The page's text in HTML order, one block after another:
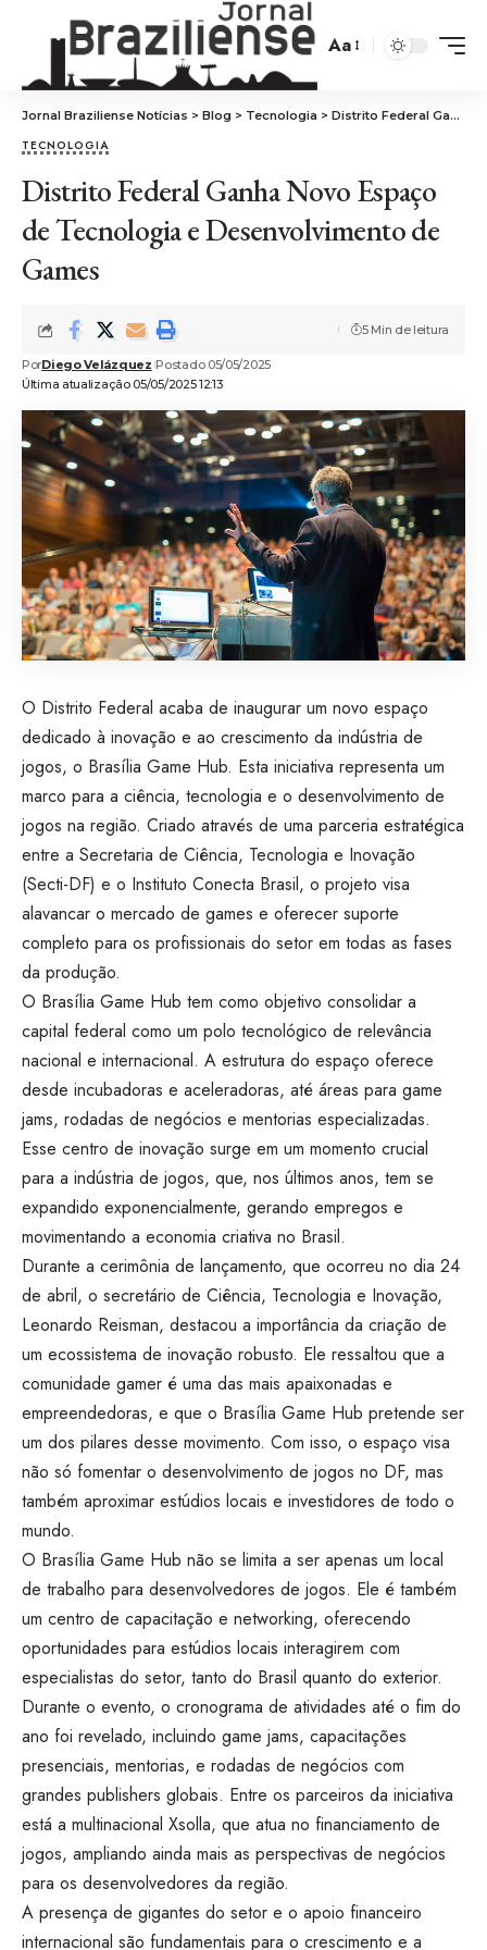
Aa
Jornal Braziliense Notícias > Blog > Tecnologia > Distrito Federal Ganha Novo Espaço de Tecnologia e Desenvolvimento de Games
TECNOLOGIA
Distrito Federal Ganha Novo Espaço
de Tecnologia e Desenvolvimento de
Games
Última atualização 05/05/2025 12:13
PorDiego Velázquez Postado 05/05/2025
5 Min de leitura
O Distrito Federal acaba de inaugurar um novo espaço
dedicado à inovação e ao crescimento da indústria de
jogos, o Brasília Game Hub. Esta iniciativa representa um
marco para a ciência, tecnologia e o desenvolvimento de
jogos na região. Criado através de uma parceria estratégica
entre a Secretaria de Ciência, Tecnologia e Inovação
(Secti-DF) e o Instituto Conecta Brasil, o projeto visa
alavancar o mercado de games e oferecer suporte
completo para os profissionais do setor em todas as fases
da produção.
O Brasília Game Hub tem como objetivo consolidar a
capital federal como um polo tecnológico de relevância
nacional e internacional. A estrutura do espaço oferece
desde incubadoras e aceleradoras, até áreas para game
jams, rodadas de negócios e mentorias especializadas.
Esse centro de inovação surge em um momento crucial
para a indústria de jogos, que, nos últimos anos, tem se
expandido exponencialmente, gerando empregos e
movimentando a economia criativa no Brasil.
Durante a cerimônia de lançamento, que ocorreu no dia 24
de abril, o secretário de Ciência, Tecnologia e Inovação,
Leonardo Reisman, destacou a importância da criação de
um ecossistema de inovação robusto. Ele ressaltou que a
comunidade gamer é uma das mais apaixonadas e
empreendedoras, e que o Brasília Game Hub pretende ser
um dos pilares desse movimento. Com isso, o espaço visa
não só fomentar o desenvolvimento de jogos no DF, mas
também aproximar estúdios locais e investidores de todo o
mundo.
O Brasília Game Hub não se limita a ser apenas um local
de trabalho para desenvolvedores de jogos. Ele é também
um centro de capacitação e networking, oferecendo
oportunidades para estúdios locais interagirem com
especialistas do setor, tanto do Brasil quanto do exterior.
Durante o evento, o cronograma de atividades até o fim do
ano foi revelado, incluindo game jams, capacitações
presenciais, mentorias, e rodadas de negócios com
grandes publishers globais. Entre os parceiros da iniciativa
está a multinacional Xsolla, que atua no financiamento de
jogos, ampliando ainda mais as perspectivas de negócios
para os desenvolvedores da região.
A presença de gigantes do setor e o apoio financeiro
internacional são fundamentais para o crescimento e a